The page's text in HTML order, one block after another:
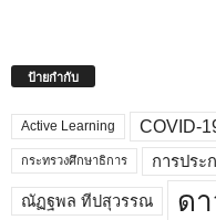
ป้ายกำกับ
Active Learning COVID-
กระทรวงศึกษาธิการ การประ
ณัฏฐพล ทีปสุวรรณ ด